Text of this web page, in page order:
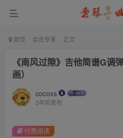
首页 会员专享 正文
《南风过隙》吉他简谱G调
画）
cocoxs
3年前发布
付费阅读